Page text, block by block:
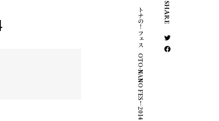
オトナの！フェス OTO-NANO FES！2014 SHARE